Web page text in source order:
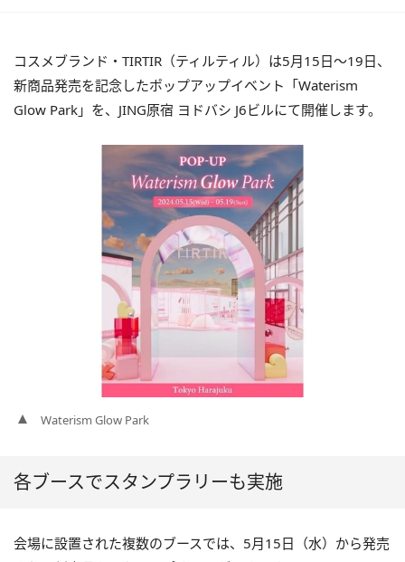
コスメブランド・TIRTIR（ティルティル）は5月15日～19日、
新商品発売を記念したポップアップイベント「Waterism
Glow Park」を、JING原宿 ヨドバシ J6ビルにて開催します。
Waterism Glow Park
各ブースでスタンプラリーも実施
会場に設置された複数のブースでは、5月15日（水）から発売